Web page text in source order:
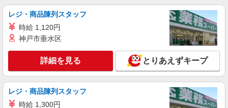
大阪府大阪市北区（京阪中之島線中之島駅）
キープ 詳細を見る
レジ・商品陳列スタッフ
時給 1,120円
神戸市垂水区
詳細を見る とりあえずキープ
レジ・商品陳列スタッフ
時給 1,300円